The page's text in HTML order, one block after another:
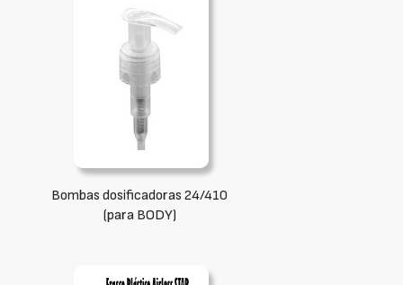
Bombas dosificadoras 24/410
(para BODY)